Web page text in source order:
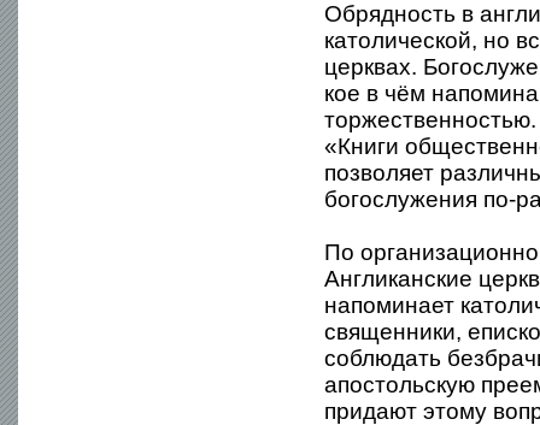
Обрядность в
католической, но
церквах.
кое в чём
«Книги
позволяет
богослужения по-
По
Англиканские
напоминает
священники,
соблюдать
апостольскую
придают этому